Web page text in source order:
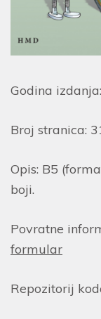
Godina
Broj stranica:
Opis: B5
boji.
Povratne
formular
Repozitorij